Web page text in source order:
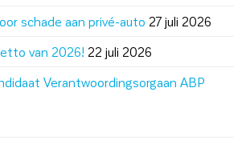
schade aan privé-auto 27 juli 2026
van 2026! 22 juli 2026
Verantwoordingsorgaan ABP